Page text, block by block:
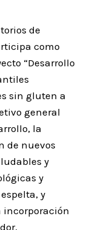
de
como
“Desarrollo
sin gluten a
general
la
de nuevos
y
y
y
incorporación